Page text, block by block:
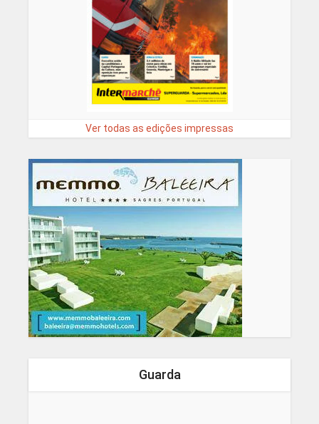
Ver todas as edições impressas
Guarda